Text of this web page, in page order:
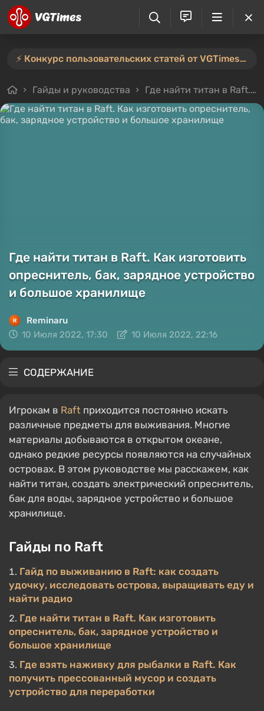
⚡️ Конкурс пользовательских статей от VGTimes продлён — участвуйте тут ⚡️
Гайды и руководства Где найти титан в Raft. Как изготовить опреснитель, бак, зарядное устройство и большое хранилище
Где найти титан в Raft. Как изготовить
опреснитель, бак, зарядное устройство
и большое хранилище
Reminaru
10 Июля 2022, 17:30
10 Июля 2022, 22:16
СОДЕРЖАНИЕ
Игрокам в Raft приходится постоянно искать
различные предметы для выживания. Многие
материалы добываются в открытом океане,
однако редкие ресурсы появляются на случайных
островах. В этом руководстве мы расскажем, как
найти титан, создать электрический опреснитель,
бак для воды, зарядное устройство и большое
хранилище.
Гайды по Raft
Гайд по выживанию в Raft: как создать
удочку, исследовать острова, выращивать еду и
найти радио
Где найти титан в Raft. Как изготовить
опреснитель, бак, зарядное устройство и
большое хранилище
Где взять наживку для рыбалки в Raft. Как
получить прессованный мусор и создать
устройство для переработки